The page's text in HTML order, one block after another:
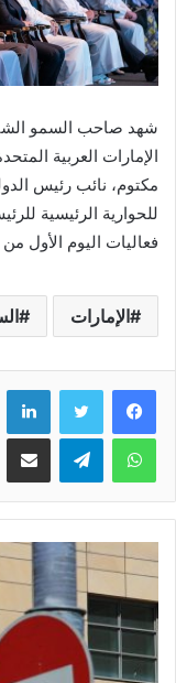
شهد صاحب السمو
الإمارات العربية
مكتوم، نائب رئيس
للحوارية الرئيسية
فعاليات اليوم الأول
الإمارات
فيسبوك تويتر
واتساب تيلقرام